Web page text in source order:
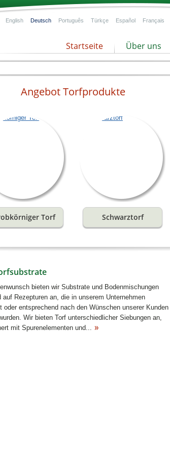
English Deutsch Português Türkçe Español Français
Startseite Über uns
Angebot Torfprodukte
Torf Schwarztorf
bieten wir Substrate und Bodenmischungen
auf Rezepturen an, die in unserem Unternehmen
oder entsprechend nach den Wünschen unserer Kunden
Wir bieten Torf unterschiedlicher Siebungen an,
mit Spurenelementen und...